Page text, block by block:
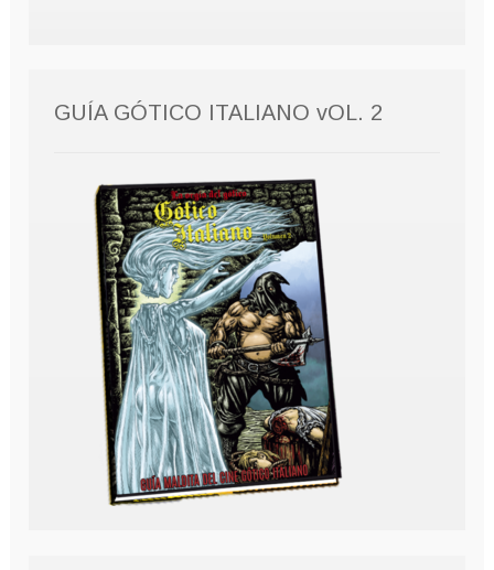
GUÍA GÓTICO ITALIANO vOL. 2